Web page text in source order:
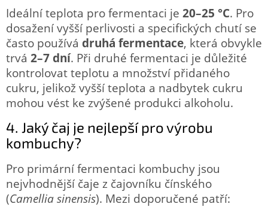
Ideální teplota pro fermentaci je 20–25 °C. Pro
dosažení vyšší perlivosti a specifických chutí se
často používá druhá fermentace, která obvykle
trvá 2–7 dní. Při druhé fermentaci je důležité
kontrolovat teplotu a množství přidaného
cukru, jelikož vyšší teplota a nadbytek cukru
mohou vést ke zvýšené produkci alkoholu.
4. Jaký čaj je nejlepší pro výrobu
kombuchy?
Pro primární fermentaci kombuchy jsou
nejvhodnější čaje z čajovníku čínského
(Camellia sinensis). Mezi doporučené patří: